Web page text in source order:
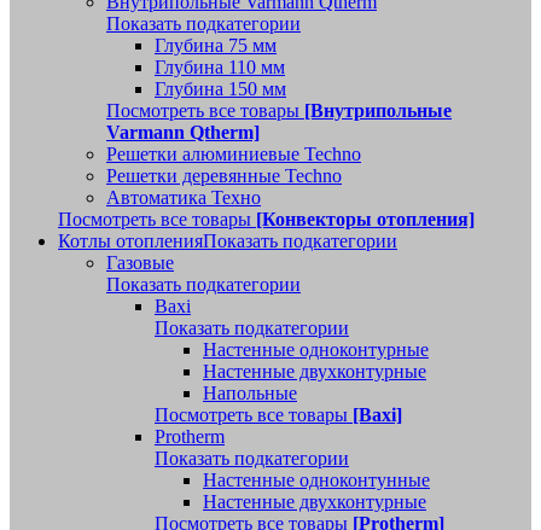
Показать подкатегории
Глубина 75 мм
Глубина 110 мм
Глубина 150 мм
Посмотреть все товары [Внутрипольные
Varmann Qtherm]
Решетки алюминиевые Techno
Решетки деревянные Techno
Автоматика Техно
Посмотреть все товары [Конвекторы отопления]
Котлы отопленияПоказать подкатегории
Газовые
Показать подкатегории
Baxi
Показать подкатегории
Настенные одноконтурные
Настенные двухконтурные
Напольные
Посмотреть все товары [Baxi]
Protherm
Показать подкатегории
Настенные одноконтунные
Настенные двухконтурные
Посмотреть все товары [Protherm]